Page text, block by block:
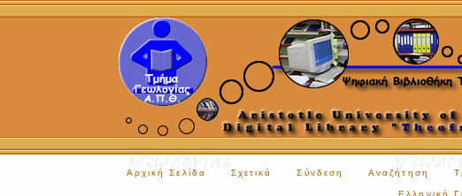
Αρχική Σελίδα Σχετικά Σύνδεση Αναζήτηση
Ελληνική